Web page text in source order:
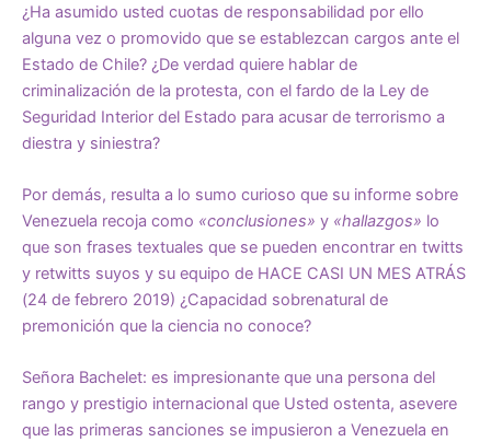
¿Ha asumido usted cuotas de responsabilidad por ello
alguna vez o promovido que se establezcan cargos ante el
Estado de Chile? ¿De verdad quiere hablar de
criminalización de la protesta, con el fardo de la Ley de
Seguridad Interior del Estado para acusar de terrorismo a
diestra y siniestra?
Por demás, resulta a lo sumo curioso que su informe sobre
Venezuela recoja como «conclusiones» y «hallazgos» lo
que son frases textuales que se pueden encontrar en twitts
y retwitts suyos y su equipo de HACE CASI UN MES ATRÁS
(24 de febrero 2019) ¿Capacidad sobrenatural de
premonición que la ciencia no conoce?
Señora Bachelet: es impresionante que una persona del
rango y prestigio internacional que Usted ostenta, asevere
que las primeras sanciones se impusieron a Venezuela en